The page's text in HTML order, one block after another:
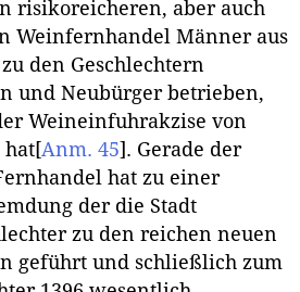
risikoreicheren, aber auch
Weinfernhandel Männer aus
den Geschlechtern
und Neubürger betrieben,
Weineinfuhrakzise von
hat[Anm. 45] . Gerade der
hat zu einer
der die Stadt
zu den reichen neuen
geführt und schließlich zum